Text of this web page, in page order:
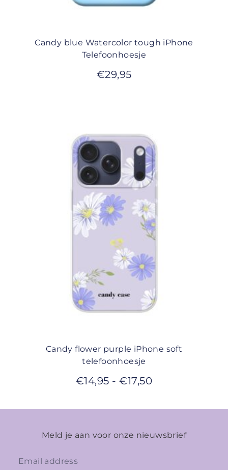
Candy blue Watercolor tough iPhone
Telefoonhoesje
€29,95
Candy flower purple iPhone soft
telefoonhoesje
€14,95 - €17,50
Meld je aan voor onze nieuwsbrief